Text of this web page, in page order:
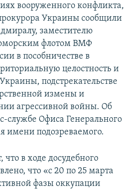
вооруженного конфликта,
Украины сообщили
заместителю
флотом ВМФ
в пособничестве в
целостность и
подстрекательстве
измены и
агрессивной войны. Об
службе Офиса Генерального
имени подозреваемого.
в ходе досудебного
что «с 20 по 25 марта
фазы оккупации